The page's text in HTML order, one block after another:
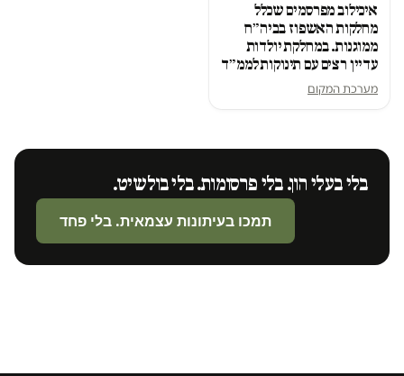
איכילוב מפרסמים שכלל
מחלקות האשפוז בביה״ח
ממוגנות. במחלקת יולדות
עדיין רצים עם תינוקות לממ״ד
מערכת המקום
בלי בעלי הון. בלי פרסומות. בלי בולשיט.
תמכו בעיתונות עצמאית. בלי פחד